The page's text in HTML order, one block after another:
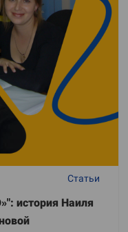
Статьи
история Наиля